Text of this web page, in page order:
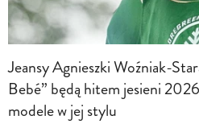
Jeansy Agnieszki Woźniak-
Bebé” będą hitem jesieni
modele w jej stylu